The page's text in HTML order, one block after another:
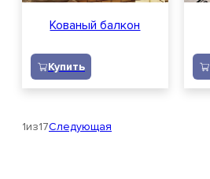
Кованый балкон
Купить
1из17Следующая